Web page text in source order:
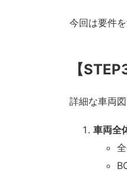
今回は要件
【
詳細な車両
車両全